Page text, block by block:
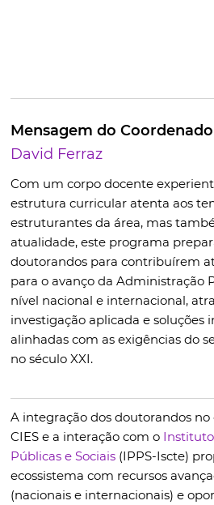
Mensagem do
David Ferraz
Com um corpo docente
estrutura curricular atenta aos
estruturantes da área, mas
atualidade, este programa
doutorandos para contribuírem
para o avanço da Administração
nível nacional e internacional,
investigação aplicada e soluções
alinhadas com as exigências do
no século XXI.
A integração dos doutorandos
CIES e a interação com o
Públicas e Sociais(IPPS-Iscte)
ecossistema com recursos
(nacionais e internacionais) e